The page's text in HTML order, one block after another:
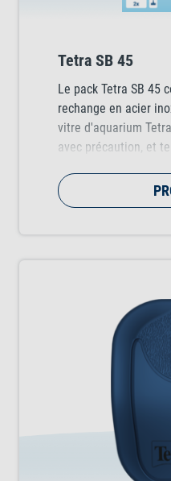
Tetra SB 45
Le pack Tetra SB 45
rechange en acier
vitre d'aquarium
avec précaution, et